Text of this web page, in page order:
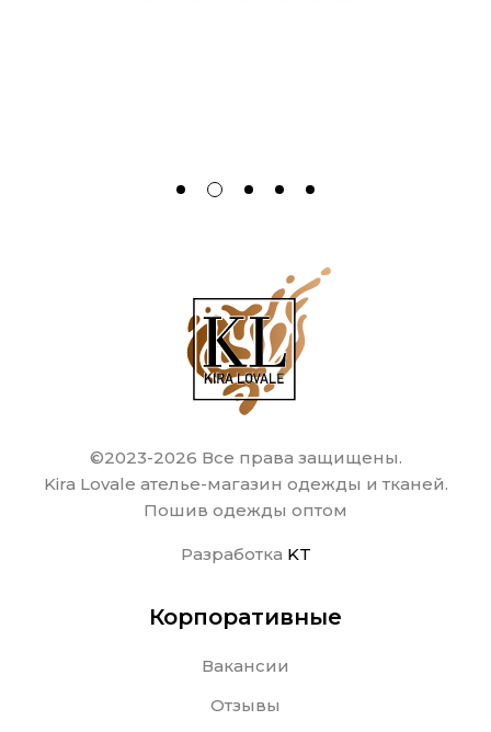
©2023-2026 Все права защищены.
Kira Lovale ателье-магазин одежды и тканей.
Пошив одежды оптом
Разработка KT
Корпоративные
Вакансии
Отзывы